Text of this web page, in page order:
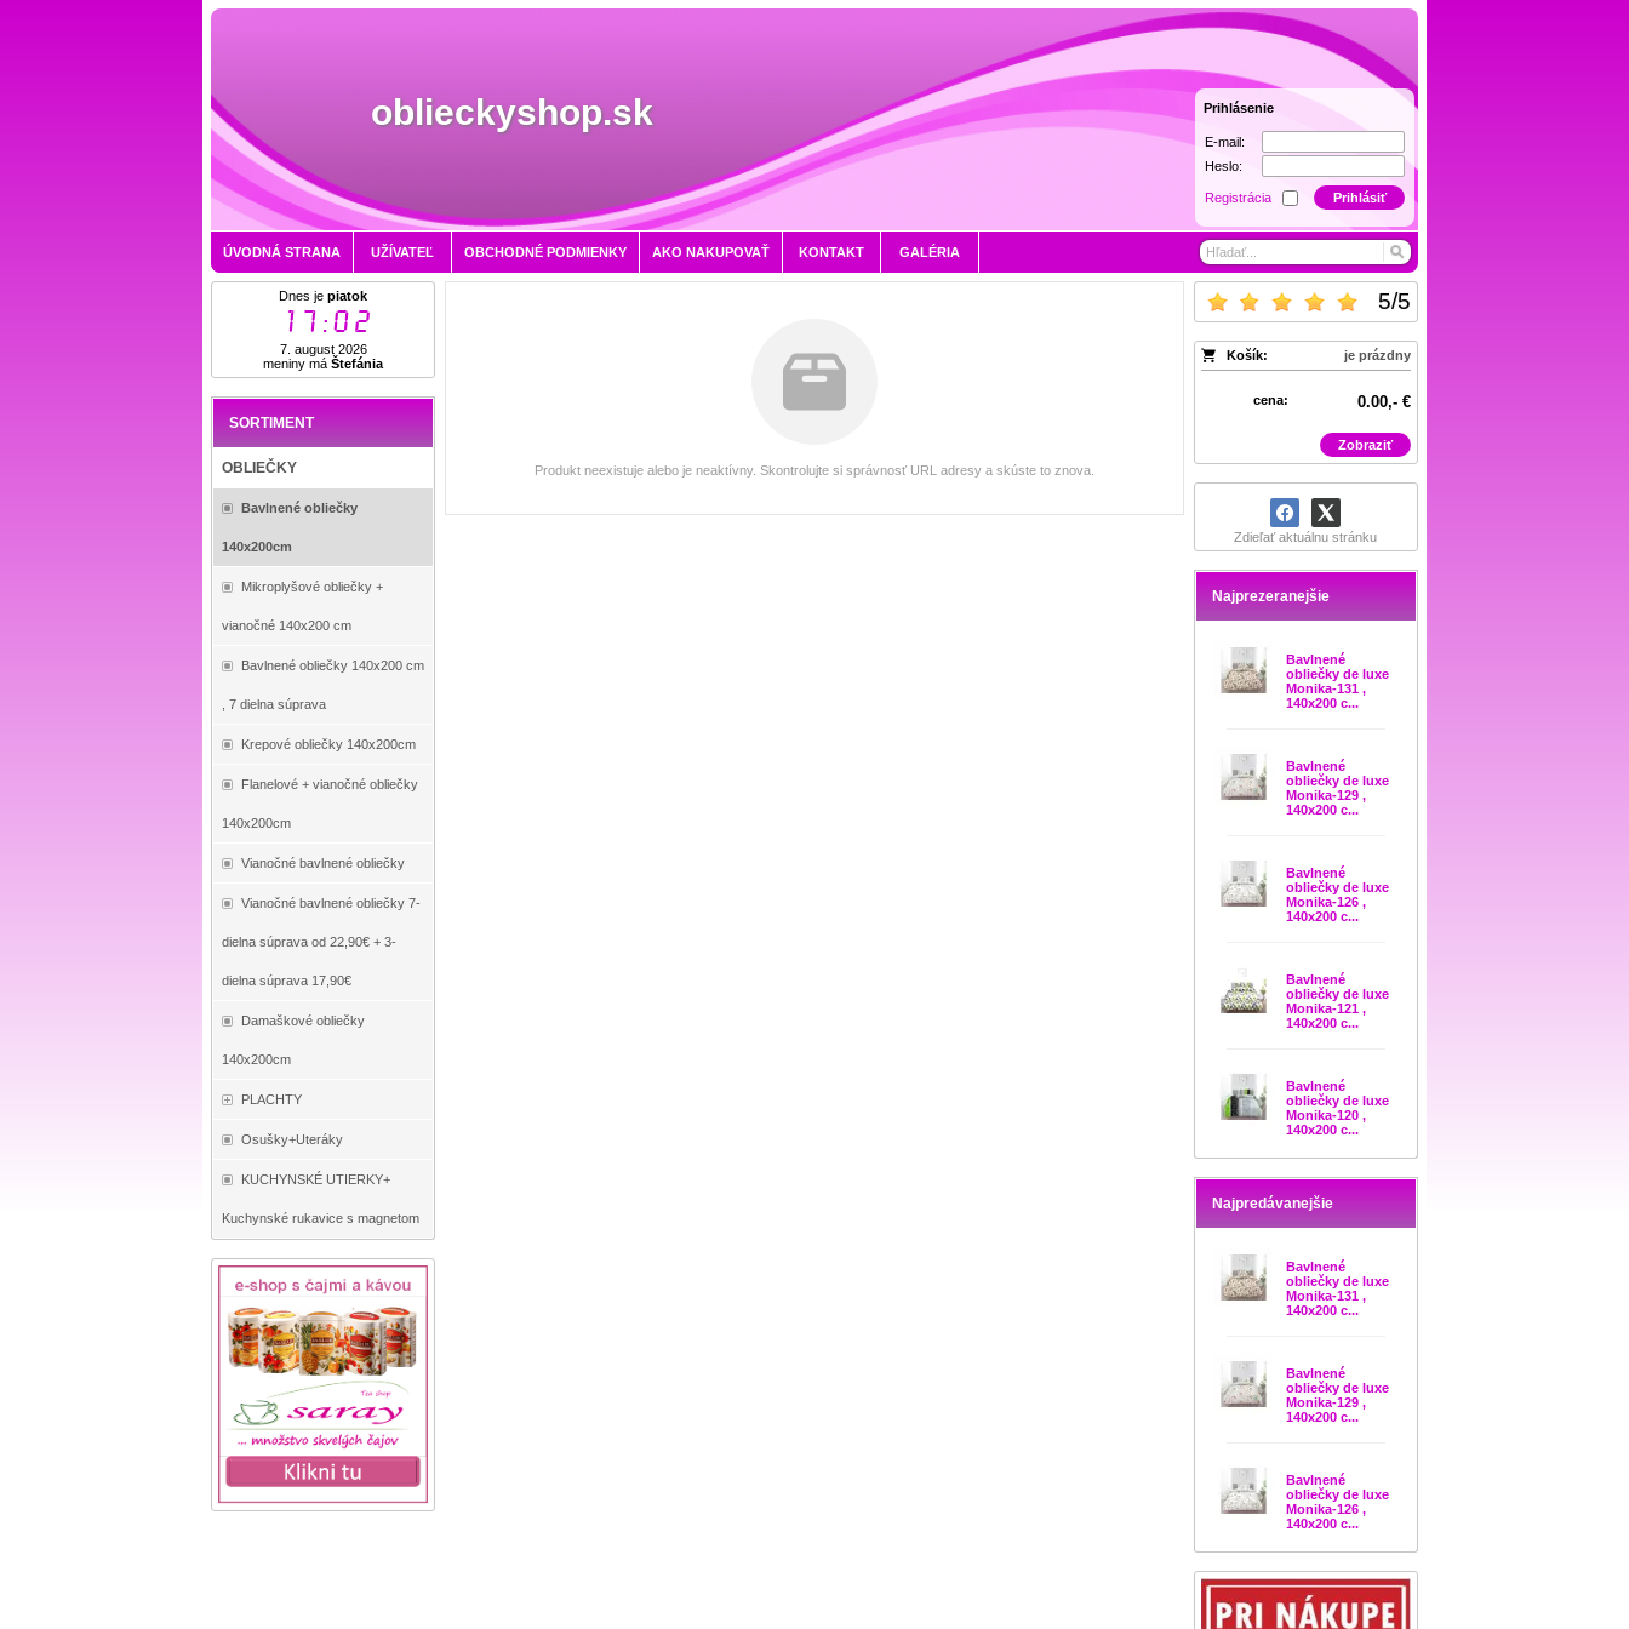
Prihlásenie
E-mail:
Heslo:
Registrácia Prihlásiť
oblieckyshop.sk
ÚVODNÁ STRANA UŽÍVATEĽ OBCHODNÉ PODMIENKY AKO NAKUPOVAŤ KONTAKT GALÉRIA
Dnes jepiatok
17:02
7. august 2026
meniny máŠtefánia
SORTIMENT
OBLIEČKY
Bavlnené obliečky
140x200cm
Mikroplyšové obliečky +
vianočné 140x200 cm
Bavlnené obliečky 140x200 cm
, 7 dielna súprava
Krepové obliečky 140x200cm
Flanelové + vianočné obliečky
140x200cm
Vianočné bavlnené obliečky
Vianočné bavlnené obliečky 7-
dielna súprava od 22,90€ + 3-
dielna súprava 17,90€
Damaškové obliečky
140x200cm
PLACHTY
Osušky+Uteráky
KUCHYNSKÉ UTIERKY+
Kuchynské rukavice s magnetom
5/5
Košík: je prázdny
cena: 0.00,- €
Zobraziť
Zdieľať aktuálnu stránku
Najprezeranejšie
Bavlnené
obliečky de luxe
Monika-131 ,
140x200 c...
Bavlnené
obliečky de luxe
Monika-129 ,
140x200 c...
Bavlnené
obliečky de luxe
Monika-126 ,
140x200 c...
Bavlnené
obliečky de luxe
Monika-121 ,
140x200 c...
Bavlnené
obliečky de luxe
Monika-120 ,
140x200 c...
Najpredávanejšie
Bavlnené
obliečky de luxe
Monika-131 ,
140x200 c...
Bavlnené
obliečky de luxe
Monika-129 ,
140x200 c...
Bavlnené
obliečky de luxe
Monika-126 ,
140x200 c...
Produkt neexistuje alebo je neaktívny. Skontrolujte si správnosť URL adresy a skúste to znova.